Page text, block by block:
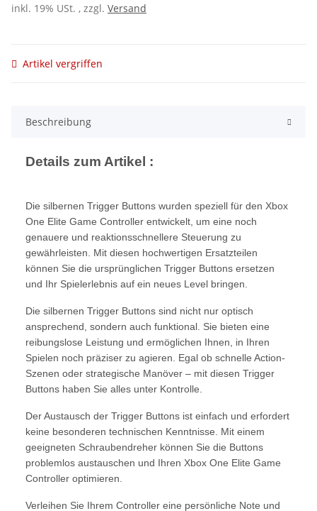
inkl. 19% USt. , zzgl. Versand
Artikel vergriffen
Beschreibung
Details zum Artikel :
Die silbernen Trigger Buttons wurden speziell für den Xbox
One Elite Game Controller entwickelt, um eine noch
genauere und reaktionsschnellere Steuerung zu
gewährleisten. Mit diesen hochwertigen Ersatzteilen
können Sie die ursprünglichen Trigger Buttons ersetzen
und Ihr Spielerlebnis auf ein neues Level bringen.
Die silbernen Trigger Buttons sind nicht nur optisch
ansprechend, sondern auch funktional. Sie bieten eine
reibungslose Leistung und ermöglichen Ihnen, in Ihren
Spielen noch präziser zu agieren. Egal ob schnelle Action-
Szenen oder strategische Manöver – mit diesen Trigger
Buttons haben Sie alles unter Kontrolle.
Der Austausch der Trigger Buttons ist einfach und erfordert
keine besonderen technischen Kenntnisse. Mit einem
geeigneten Schraubendreher können Sie die Buttons
problemlos austauschen und Ihren Xbox One Elite Game
Controller optimieren.
Verleihen Sie Ihrem Controller eine persönliche Note und